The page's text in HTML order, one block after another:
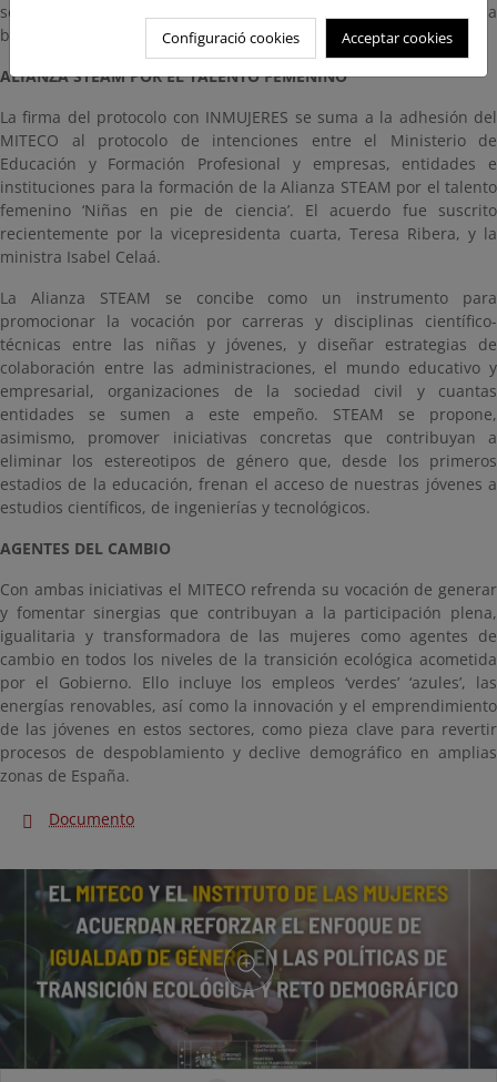
sectoriales de transformación ecológica y demográfica, y reducir la
brecha de género aún existente.
ALIANZA STEAM POR EL TALENTO FEMENINO
La firma del protocolo con INMUJERES se suma a la adhesión del
MITECO al protocolo de intenciones entre el Ministerio de
Educación y Formación Profesional y empresas, entidades e
instituciones para la formación de la Alianza STEAM por el talento
femenino ‘Niñas en pie de ciencia’. El acuerdo fue suscrito
recientemente por la vicepresidenta cuarta, Teresa Ribera, y la
ministra Isabel Celaá.
La Alianza STEAM se concibe como un instrumento para
promocionar la vocación por carreras y disciplinas científico-
técnicas entre las niñas y jóvenes, y diseñar estrategias de
colaboración entre las administraciones, el mundo educativo y
empresarial, organizaciones de la sociedad civil y cuantas
entidades se sumen a este empeño. STEAM se propone,
asimismo, promover iniciativas concretas que contribuyan a
eliminar los estereotipos de género que, desde los primeros
estadios de la educación, frenan el acceso de nuestras jóvenes a
estudios científicos, de ingenierías y tecnológicos.
AGENTES DEL CAMBIO
Con ambas iniciativas el MITECO refrenda su vocación de generar
y fomentar sinergias que contribuyan a la participación plena,
igualitaria y transformadora de las mujeres como agentes de
cambio en todos los niveles de la transición ecológica acometida
por el Gobierno. Ello incluye los empleos ‘verdes’ ‘azules’, las
energías renovables, así como la innovación y el emprendimiento
de las jóvenes en estos sectores, como pieza clave para revertir
procesos de despoblamiento y declive demográfico en amplias
zonas de España.
Documento
Configuració cookies Acceptar cookies